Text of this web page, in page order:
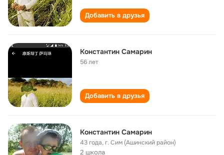
Добавить в друзья
Константин Самарин
56 лет
Добавить в друзья
Константин Самарин
43 года,г. Сим (Ашинский район)
2 школа